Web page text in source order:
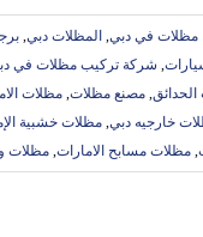
مظلات في دبي, المظلات دبي,
, شركة تركيب مظلات في
, مصنع مظلات, مظلات
خارجيه دبي, مظلات خشبية
, مظلات مسابح الامارات, مظلات